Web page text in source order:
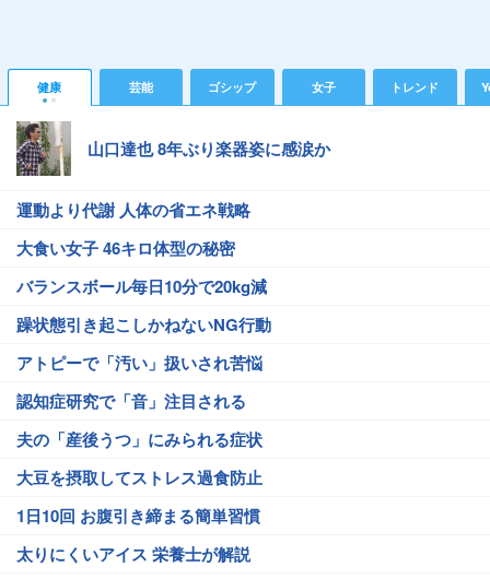
健康 芸能 ゴシップ 女子 トレンド
山口達也 8年ぶり楽器姿に感涙か
運動より代謝 人体の省エネ戦略
大食い女子 46キロ体型の秘密
バランスボール毎日10分で20kg減
躁状態引き起こしかねないNG行動
アトピーで「汚い」扱いされ苦悩
認知症研究で「音」注目される
夫の「産後うつ」にみられる症状
大豆を摂取してストレス過食防止
1日10回 お腹引き締まる簡単習慣
太りにくいアイス 栄養士が解説